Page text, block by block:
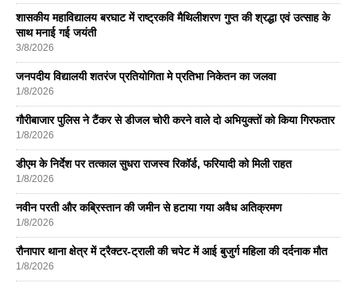
शासकीय महाविद्यालय बरघाट में राष्ट्रकवि मैथिलीशरण गुप्त की श्रद्धा एवं उत्साह के
साथ मनाई गई जयंती
3/8/2026
जनपदीय विद्यालयी शतरंज प्रतियोगिता मे प्रतिभा निकेतन का जलवा
1/8/2026
गौरीबाजार पुलिस ने टैंकर से डीजल चोरी करने वाले दो अभियुक्तों को किया गिरफतार
1/8/2026
डीएम के निर्देश पर तत्काल सुधरा राजस्व रिकॉर्ड, फरियादी को मिली राहत
1/8/2026
नवीन परती और कब्रिस्तान की जमीन से हटाया गया अवैध अतिक्रमण
1/8/2026
रौनापार थाना क्षेत्र में ट्रैक्टर-ट्राली की चपेट में आई बुजुर्ग महिला की दर्दनाक मौत
1/8/2026